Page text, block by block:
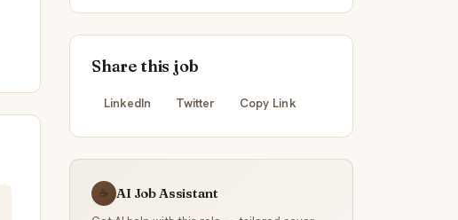
Share this job
LinkedIn Twitter Copy Link
☕ AI Job Assistant